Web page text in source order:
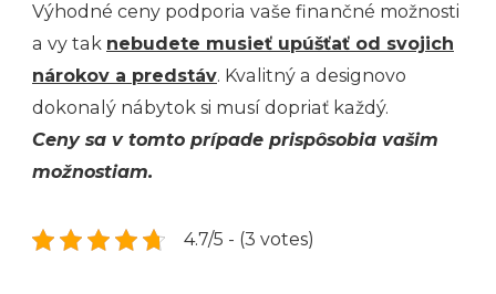
Výhodné ceny podporia vaše finančné možnosti
a vy tak nebudete musieť upúšťať od svojich
nárokov a predstáv. Kvalitný a designovo
dokonalý nábytok si musí dopriať každý.
Ceny sa v tomto prípade prispôsobia vašim
možnostiam.
4.7/5 - (3 votes)